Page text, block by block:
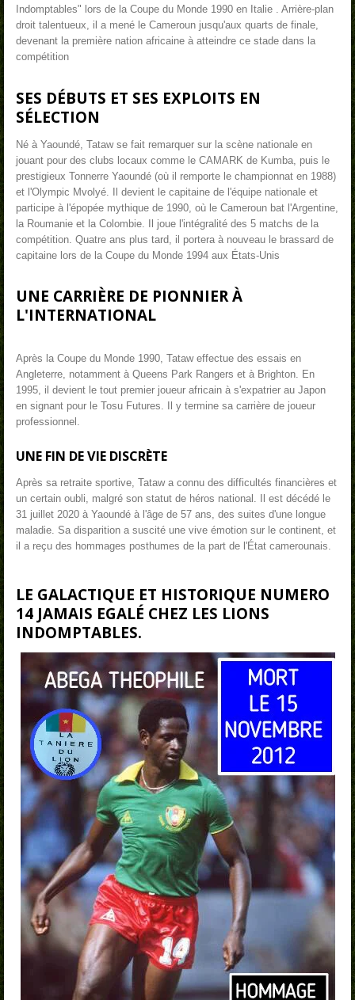
Indomptables" lors de la Coupe du Monde 1990 en Italie . Arrière-plan
droit talentueux, il a mené le Cameroun jusqu'aux quarts de finale,
devenant la première nation africaine à atteindre ce stade dans la
compétition
SES DÉBUTS ET SES EXPLOITS EN
SÉLECTION
Né à Yaoundé, Tataw se fait remarquer sur la scène nationale en
jouant pour des clubs locaux comme le CAMARK de Kumba, puis le
prestigieux Tonnerre Yaoundé (où il remporte le championnat en 1988)
et l'Olympic Mvolyé. Il devient le capitaine de l'équipe nationale et
participe à l'épopée mythique de 1990, où le Cameroun bat l'Argentine,
la Roumanie et la Colombie. Il joue l'intégralité des 5 matchs de la
compétition. Quatre ans plus tard, il portera à nouveau le brassard de
capitaine lors de la Coupe du Monde 1994 aux États-Unis
UNE CARRIÈRE DE PIONNIER À
L'INTERNATIONAL
Après la Coupe du Monde 1990, Tataw effectue des essais en
Angleterre, notamment à Queens Park Rangers et à Brighton. En
1995, il devient le tout premier joueur africain à s'expatrier au Japon
en signant pour le Tosu Futures. Il y termine sa carrière de joueur
professionnel.
UNE FIN DE VIE DISCRÈTE
Après sa retraite sportive, Tataw a connu des difficultés financières et
un certain oubli, malgré son statut de héros national. Il est décédé le
31 juillet 2020 à Yaoundé à l'âge de 57 ans, des suites d'une longue
maladie. Sa disparition a suscité une vive émotion sur le continent, et
il a reçu des hommages posthumes de la part de l'État camerounais.
LE GALACTIQUE ET HISTORIQUE NUMERO
14 JAMAIS EGALÉ CHEZ LES LIONS
INDOMPTABLES.